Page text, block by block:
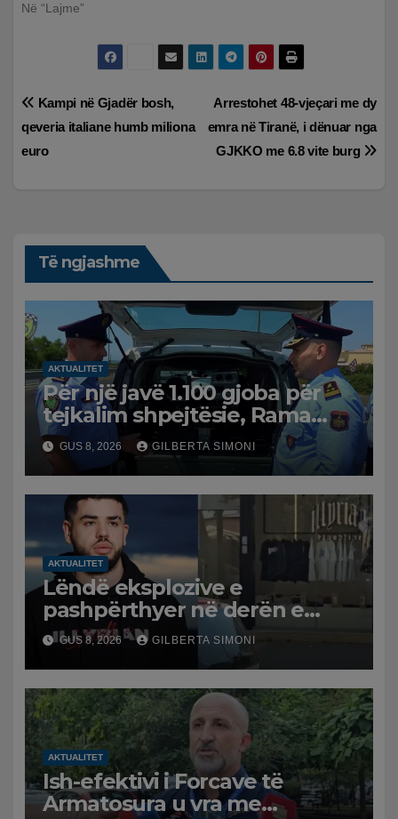
Në “Lajme”
Lëvizje
te
Arrestohet 48-vjeçari me dy
emra në Tiranë, i dënuar nga
GJKKO me 6.8 vite burg
Kampi në Gjadër bosh,
qeveria italiane humb miliona
euro
Të ngjashme
AKTUALITET
Për një javë 1.100 gjoba për
tejkalim shpejtësie, Rama
publikon videon: Kamerat e
trafikut së shpejti në
funksion
GUS 8, 2026 GILBERTA SIMONI
AKTUALITET
Lëndë eksplozive e
pashpërthyer në derën e
dyqanit të Noizyt në Durrës,
policia nis hetimet për
ngjarjen
GUS 8, 2026 GILBERTA SIMONI
AKTUALITET
Ish-efektivi i Forcave të
Armatosura u vra me